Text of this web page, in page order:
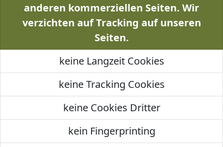
anderen kommerziellen Seiten. Wir
verzichten auf Tracking auf unseren
Seiten.
keine Langzeit Cookies
keine Tracking Cookies
keine Cookies Dritter
kein Fingerprinting